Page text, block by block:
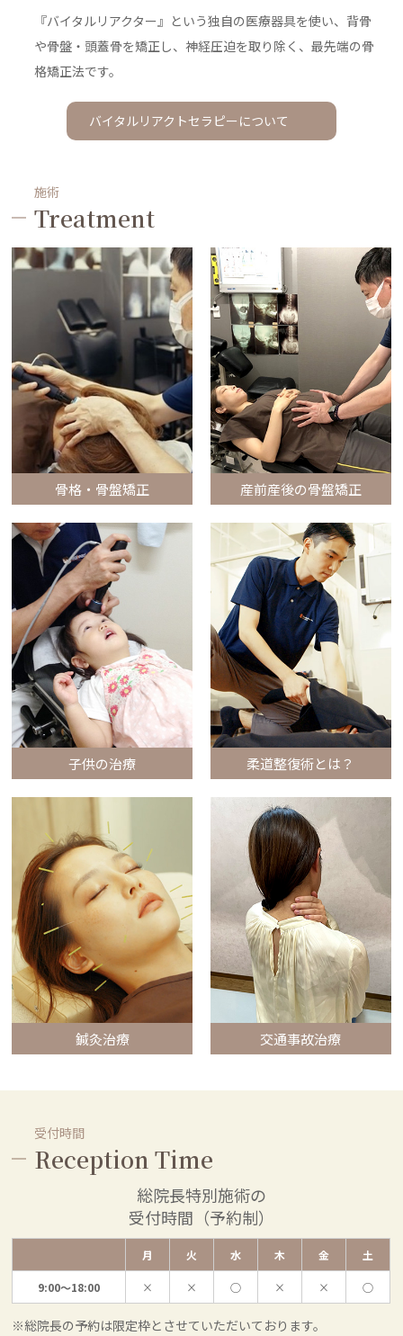
『バイタルリアクター』という独自の医療器具を使い、 背骨
や骨盤・頭蓋骨を矯正し、神経圧迫を取り除く、最先端の骨
格矯正法です。
バイタルリアクトセラピーについて
施術
Treatment
骨格・骨盤矯正 産前産後の骨盤矯正
子供の治療 柔道整復術とは？
鍼灸治療 交通事故治療
受付時間
Reception Time
総院長特別施術の
受付時間（予約制）
月 火 水 木 金 土
9:00～18:00 × × ○ × × ○
総院長の予約は限定枠とさせていただいております。